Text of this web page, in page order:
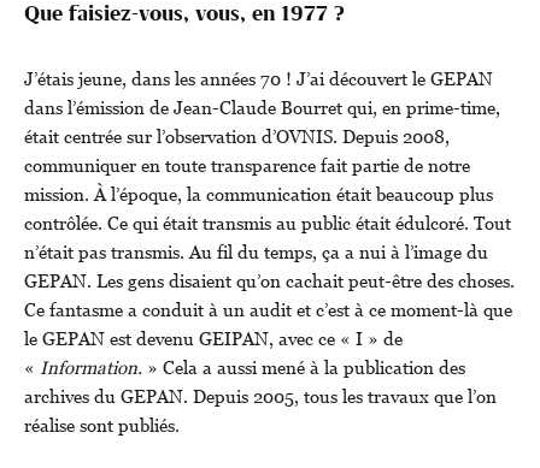
Que faisiez-vous, vous, en 1977 ?
J’étais jeune, dans les années 70 ! J’ai découvert le GEPAN
dans l’émission de Jean-Claude Bourret qui, en prime-time,
était centrée sur l’observation d’OVNIS. Depuis 2008,
communiquer en toute transparence fait partie de notre
mission. À l’époque, la communication était beaucoup plus
contrôlée. Ce qui était transmis au public était édulcoré. Tout
n’était pas transmis. Au fil du temps, ça a nui à l’image du
GEPAN. Les gens disaient qu’on cachait peut-être des choses.
Ce fantasme a conduit à un audit et c’est à ce moment-là que
le GEPAN est devenu GEIPAN, avec ce « I » de
« Information. » Cela a aussi mené à la publication des
archives du GEPAN. Depuis 2005, tous les travaux que l’on
réalise sont publiés.